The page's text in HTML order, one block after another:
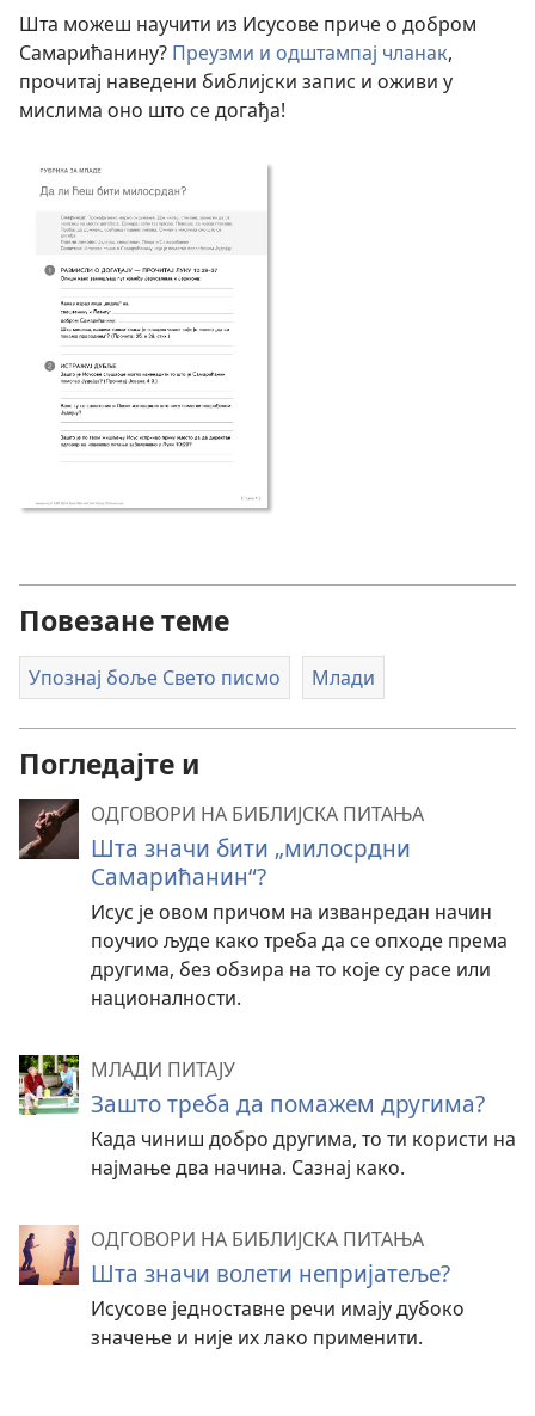
Шта можеш научити из Исусове приче о добром
Самарићанину? Преузми и одштампај чланак,
прочитај наведени библијски запис и оживи у
мислима оно што се догађа!
Повезане теме
Упознај боље Свето писмо Млади
Погледајте и
ОДГОВОРИ НА БИБЛИЈСКА ПИТАЊА
Шта значи бити „милосрдни
Самарићанин“?
Исус је овом причом на изванредан начин
поучио људе како треба да се опходе према
другима, без обзира на то које су расе или
националности.
МЛАДИ ПИТАЈУ
Зашто треба да помажем другима?
Када чиниш добро другима, то ти користи на
најмање два начина. Сазнај како.
ОДГОВОРИ НА БИБЛИЈСКА ПИТАЊА
Шта значи волети непријатеље?
Исусове једноставне речи имају дубоко
значење и није их лако применити.